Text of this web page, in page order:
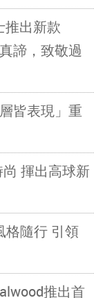
推出新款
諦，致敬過
皆表現」重
揮出高球新
格隨行 引領
推出首